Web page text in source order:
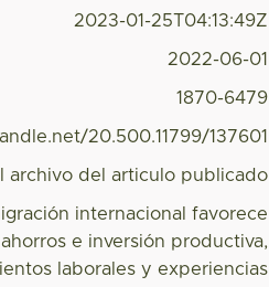
2023-01-25T04:13:49Z
2022-06-01
1870-6479
20.500.11799/137601
archivo del articulo publicado
internacional favorece
e inversión productiva,
laborales y experiencias